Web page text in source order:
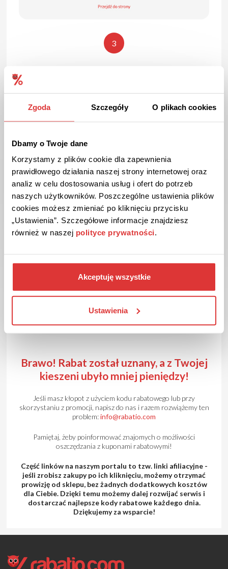
Zgoda Szczegóły O plikach cookies
Dbamy o Twoje dane
Korzystamy z plików cookie dla zapewnienia
prawidłowego działania naszej strony internetowej oraz
analiz w celu dostosowania usług i ofert do potrzeb
naszych użytkowników. Poszczególne ustawienia plików
cookies możesz zmieniać po kliknięciu przycisku
„Ustawienia”. Szczegółowe informacje znajdziesz
również w naszej polityce prywatności.
Akceptuję wszystkie
Ustawienia
3
4
Wprowadź kod rabatowy przy składaniu zamówienia w
wyznaczone pole w koszyku zamówienia. Jeśli promocja nie
wymaga kodu rabatowego, dodaj przeceniony produkt do
Brawo! Rabat został uznany, a z Twojej
kieszeni ubyło mniej pieniędzy!
Jeśli masz kłopot z użyciem kodu rabatowego lub przy
skorzystaniu z promocji, napisz do nas i razem rozwiążemy ten
problem:info@rabatio.com
Pamiętaj, żeby poinformować znajomych o możliwości
oszczędzania z kuponami rabatowymi!
Część linków na naszym portalu to tzw. linki afiliacyjne -
jeśli zrobisz zakupy po ich kliknięciu, możemy otrzymać
prowizję od sklepu, bez żadnych dodatkowych kosztów
dla Ciebie. Dzięki temu możemy dalej rozwijać serwis i
dostarczać najlepsze kody rabatowe każdego dnia.
Dziękujemy za wsparcie!